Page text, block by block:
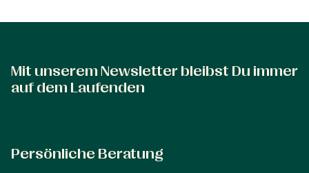
Persönliche Beratung
Mit unserem Newsletter bleibst Du immer
auf dem Laufenden